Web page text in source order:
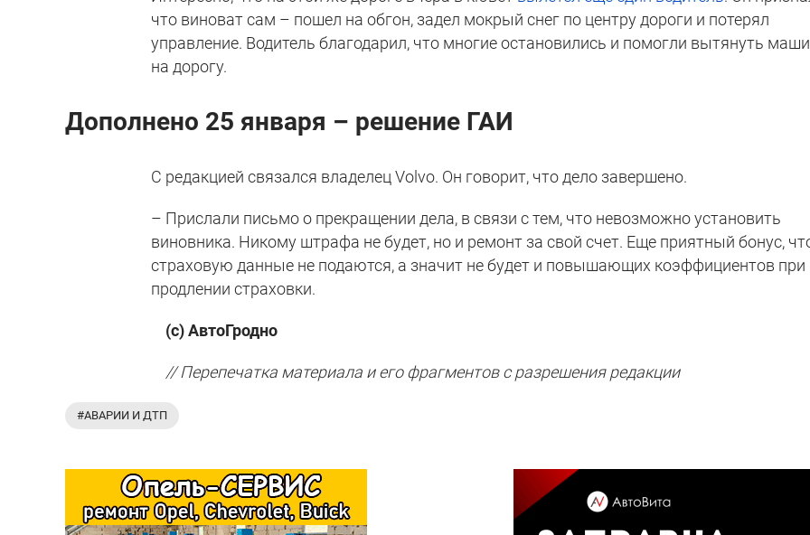
что виноват сам – пошел на обгон, задел мокрый снег по центру дороги и потерял
управление. Водитель благодарил, что многие остановились и помогли вытянуть
на дорогу.
Дополнено 25 января – решение ГАИ
С редакцией связался владелец Volvo. Он говорит, что дело завершено.
– Прислали письмо о прекращении дела, в связи с тем, что невозможно установить
виновника. Никому штрафа не будет, но и ремонт за свой счет. Еще приятный бонус,
страховую данные не подаются, а значит не будет и повышающих коэффициентов при
продлении страховки.
(с) АвтоГродно
// Перепечатка материала и его фрагментов с разрешения редакции
#АВАРИИ И ДТП